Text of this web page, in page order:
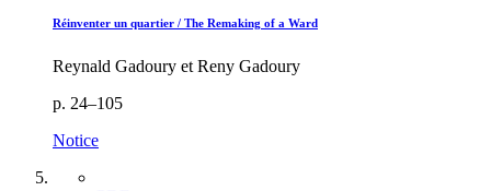
Réinventer un quartier / The Remaking of a Ward
Reynald Gadoury et Reny Gadoury
p. 24–105
Notice